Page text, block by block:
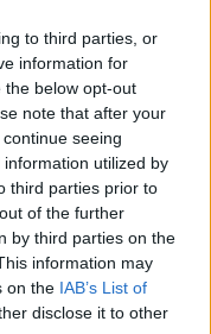
to third parties, or
information for
the below opt-out
note that after your
seeing
utilized by
third parties prior to
of the further
by third parties on the
information may
on the IAB’s List of
disclose it to other
να διαβάσετε
συμβουλές
γωνίες ενός